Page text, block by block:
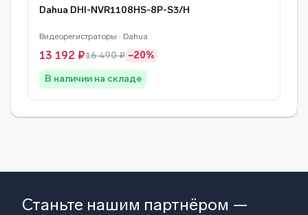
Dahua DHI-NVR1108HS-8P-S3/H
Видеорегистраторы · Dahua
13 192 ₽16 490 ₽ −20%
В наличии на складе
Станьте нашим партнёром —